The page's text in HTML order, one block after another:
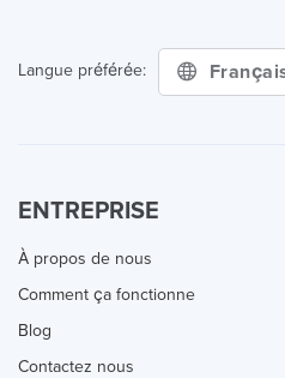
Langue préférée:
ENTREPRISE
À propos de nous
Comment ça fonctionne
Blog
Contactez nous